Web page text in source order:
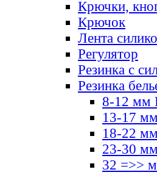
Крючки,
Крючок
Лента
Регулятор
Резинка с
Резинка
8-12 мм
13-17 мм
18-22 мм
23-30 мм
32 =>>